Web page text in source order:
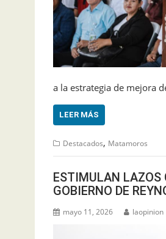
a la estrategia de mejora
LEER MÁS
Destacados, Matamoros
ESTIMULAN LAZOS
GOBIERNO DE
mayo 11, 2026 laopinion